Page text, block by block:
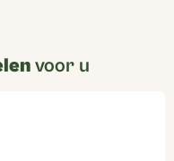
voor u